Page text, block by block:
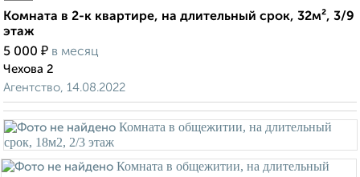
Комната в 2-к квартире, на длительный срок, 32м², 3/9
этаж
5 000 ₽ в месяц
Чехова 2
Агентство, 14.08.2022